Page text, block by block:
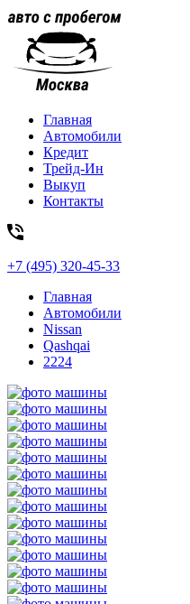
Главная
Автомобили
Кредит
Трейд-Ин
Выкуп
Контакты
+7 (495) 320-45-33
Главная
Автомобили
Nissan
Qashqai
2224